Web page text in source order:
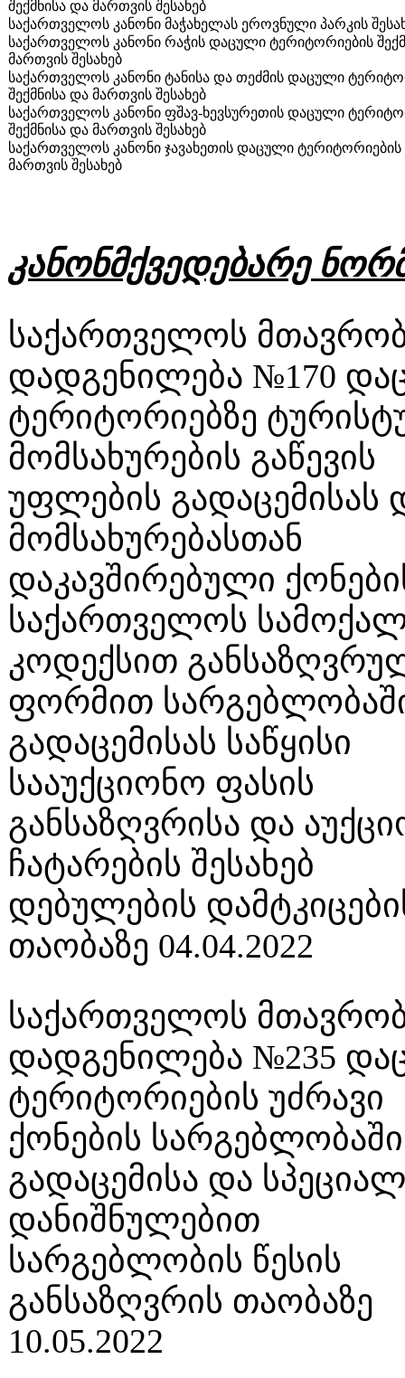
შექმნისა და მართვის შესახებ
საქართველოს კანონი მაჭახელას ეროვნული პარკის
საქართველოს კანონი რაჭის დაცული ტერიტორიების
მართვის შესახებ
საქართველოს კანონი ტანისა და თეძმის დაცული
შექმნისა და მართვის შესახებ
საქართველოს კანონი ფშავ-ხევსურეთის დაცული
შექმნისა და მართვის შესახებ
საქართველოს კანონი ჯავახეთის დაცული ტერიტორიების
მართვის შესახებ
კანონმქვედებარე
საქართველოს
დადგენილება №170
ტერიტორიებზე
მომსახურების გაწევის
უფლების გადაცემისას
მომსახურებასთან
დაკავშირებული
საქართველოს
კოდექსით
ფორმით
გადაცემისას საწყისი
სააუქციონო ფასის
განსაზღვრისა და
ჩატარების შესახებ
დებულების
თაობაზე 04.04.2022
საქართველოს
დადგენილება №235
ტერიტორიების უძრავი
ქონების სარგებლობაში
გადაცემისა და
დანიშნულებით
სარგებლობის წესის
განსაზღვრის თაობაზე
10.05.2022